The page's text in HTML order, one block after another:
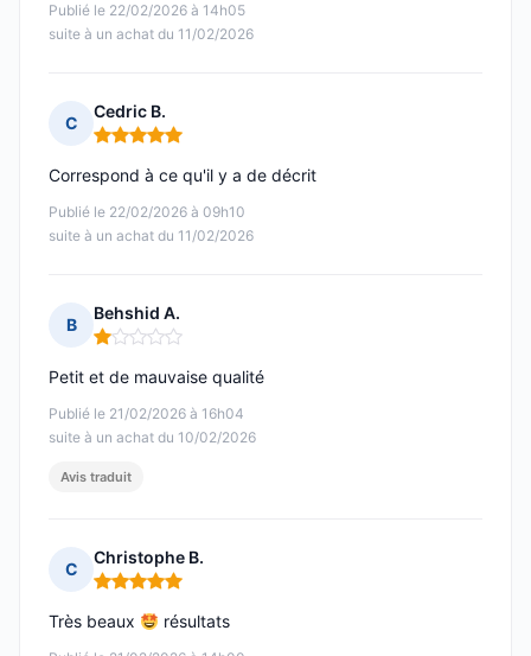
Publié le 22/02/2026 à 14h05
suite à un achat du 11/02/2026
C
Cedric B.
Note : 5 sur 5
Publié le 22/02/2026 à 09h10
suite à un achat du 11/02/2026
Correspond à ce qu'il y a de décrit
B
Behshid A.
Note : 1 sur 5
Publié le 21/02/2026 à 16h04
suite à un achat du 10/02/2026
Petit et de mauvaise qualité
Avis traduit
C
Christophe B.
Note : 5 sur 5
Très beaux résultats